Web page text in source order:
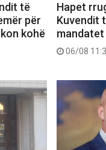
të
për
kohë
Hapet
Kuvendit
06/08